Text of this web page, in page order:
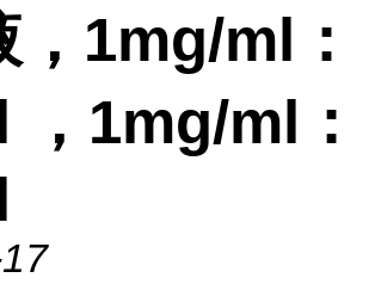
，1mg/ml：
，1mg/ml：